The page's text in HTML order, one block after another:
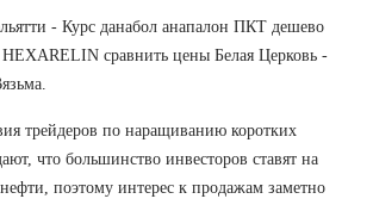
- Курс данабол анапалон ПКТ дешево
сравнить цены Белая Церковь -
трейдеров по наращиванию коротких
что большинство инвесторов ставят на
поэтому интерес к продажам заметно